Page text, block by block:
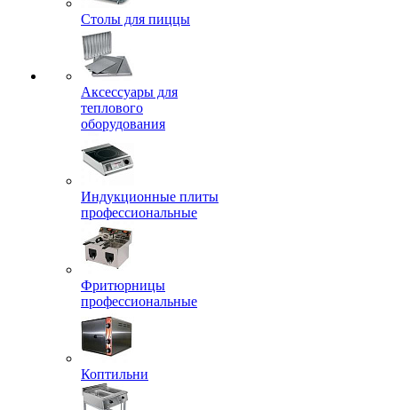
Столы для пиццы
Аксессуары для
теплового
оборудования
Индукционные плиты
профессиональные
Фритюрницы
профессиональные
Коптильни